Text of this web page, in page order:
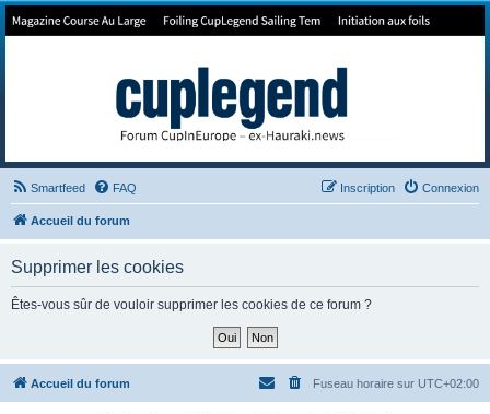
Forum de Cup In Europe
Smartfeed FAQ Connexion
Inscription
Accueil du forum
Supprimer les cookies
Êtes-vous sûr de vouloir supprimer les cookies de ce forum ?
Accueil du forum Fuseau horaire sur UTC+02:00